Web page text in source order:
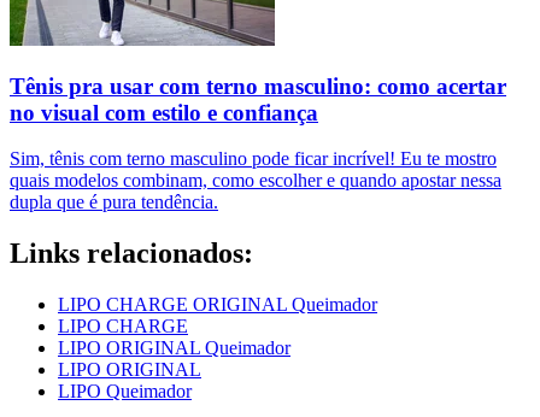
Tênis pra usar com terno masculino: como acertar
no visual com estilo e confiança
Sim, tênis com terno masculino pode ficar incrível! Eu te mostro
quais modelos combinam, como escolher e quando apostar nessa
dupla que é pura tendência.
Links relacionados:
LIPO CHARGE ORIGINAL Queimador
LIPO CHARGE
LIPO ORIGINAL Queimador
LIPO ORIGINAL
LIPO Queimador